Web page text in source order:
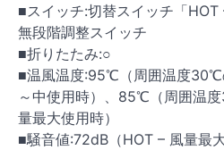
■スイッチ:切替スイッチ「
無段階調整スイッチ
■折りたたみ:○
■温風温度:95℃（周囲温度30℃
～中使用時）、85℃（周囲温
量最大使用時）
■騒音値:72dB（HOT – 風量最大